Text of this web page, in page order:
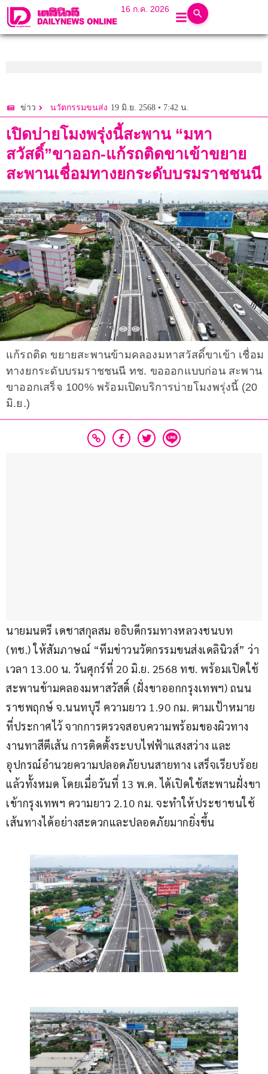
16 ก.ค. 2026
ข่าว นวัตกรรมขนส่ง 19 มิ.ย. 2568 • 7:42 น.
เปิดบ่ายโมงพรุ่งนี้สะพาน “มหา
สวัสดิ์”ขาออก-แก้รถติดขาเข้าขยาย
สะพานเชื่อมทางยกระดับบรมราชชนนี
แก้รถติด ขยายสะพานข้ามคลองมหาสวัสดิ์ขาเข้า เชื่อม
ทางยกระดับบรมราชชนนี ทช. ขอออกแบบก่อน สะพาน
ขาออกเสร็จ 100% พร้อมเปิดบริการบ่ายโมงพรุ่งนี้ (20
มิ.ย.)
นายมนตรี เดชาสกุลสม อธิบดีกรมทางหลวงชนบท
(ทช.) ให้สัมภาษณ์ “ทีมข่าวนวัตกรรมขนส่งเดลินิวส์” ว่า
เวลา 13.00 น. วันศุกร์ที่ 20 มิ.ย. 2568 ทช. พร้อมเปิดใช้
สะพานข้ามคลองมหาสวัสดิ์ (ฝั่งขาออกกรุงเทพฯ) ถนน
ราชพฤกษ์ จ.นนทบุรี ความยาว 1.90 กม. ตามเป้าหมาย
ที่ประกาศไว้ จากการตรวจสอบความพร้อมของผิวทาง
งานทาสีตีเส้น การติดตั้งระบบไฟฟ้าแสงสว่าง และ
อุปกรณ์อำนวยความปลอดภัยบนสายทาง เสร็จเรียบร้อย
แล้วทั้งหมด โดยเมื่อวันที่ 13 พ.ค. ได้เปิดใช้สะพานฝั่งขา
เข้ากรุงเทพฯ ความยาว 2.10 กม. จะทำให้ประชาชนใช้
เส้นทางได้อย่างสะดวกและปลอดภัยมากยิ่งขึ้น